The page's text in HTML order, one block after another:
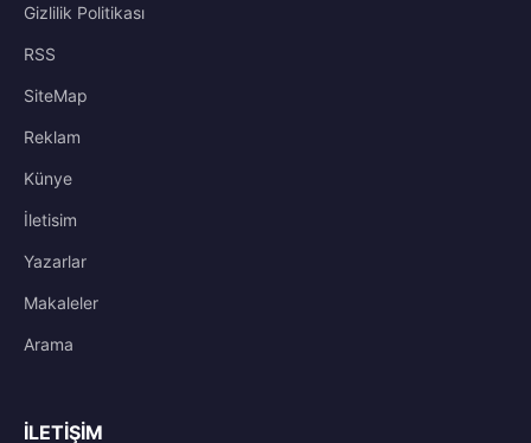
Gizlilik Politikası
RSS
SiteMap
Reklam
Künye
İletisim
Yazarlar
Makaleler
Arama
İLETIŞIM